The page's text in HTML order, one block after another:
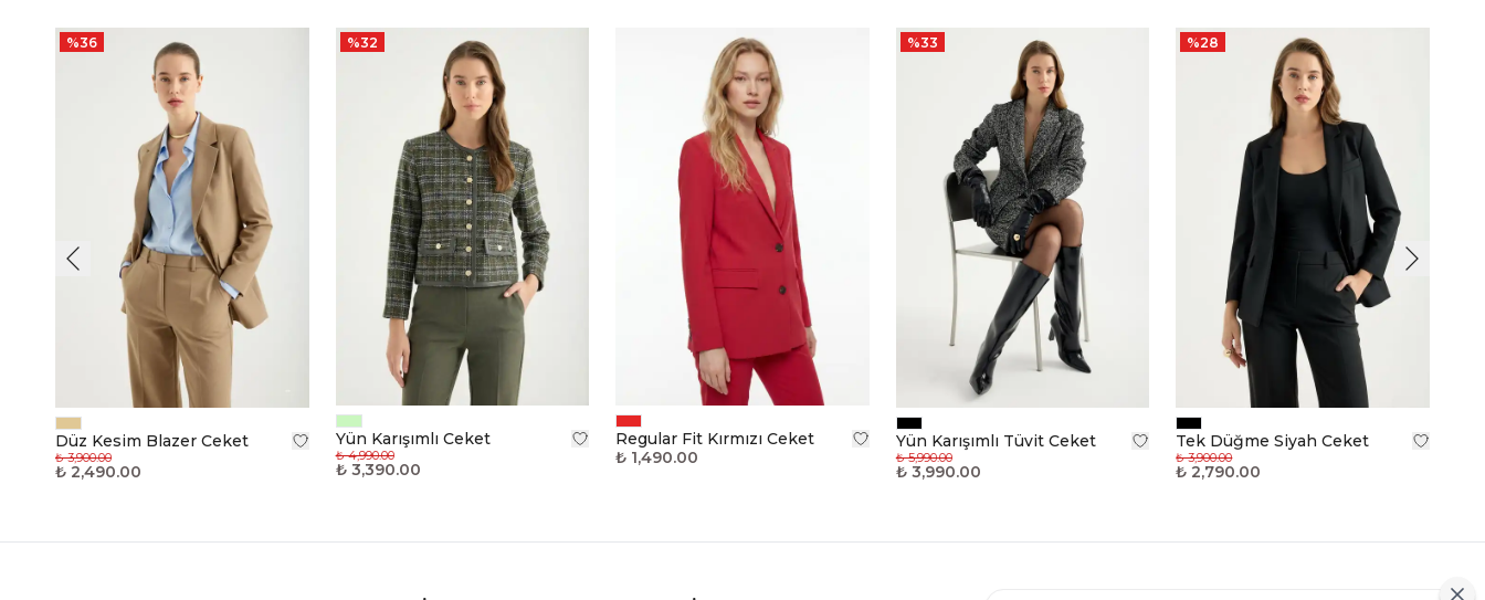
%36
Düz Kesim Blazer Ceket
₺ 3,900.00
₺ 2,490.00
%32
Yün Karışımlı Ceket
₺ 4,990.00
₺ 3,390.00
Regular Fit Kırmızı Ceket
₺ 1,490.00
%33
Yün Karışımlı Tüvit Ceket
₺ 5,990.00
₺ 3,990.00
%28
Tek Düğme Siyah Ceket
₺ 3,900.00
₺ 2,790.00